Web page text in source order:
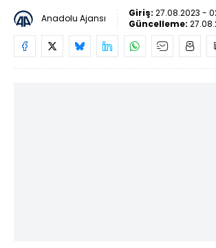
Anadolu Ajansı Giriş: 27.08.2023 -
Güncelleme: